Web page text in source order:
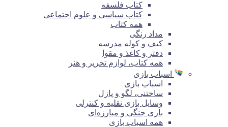
کتاب فلسفه
کتاب سیاسی و علوم اجتماعی
همه کتاب
مداد رنگی
کیف و کوله مدرسه
دفتر و کاغذ و مقوا
همه کتاب، لوازم تحریر و هنر
اسباب بازی
اسباب بازی
ساختنی، لگو و پازل
وسایل بازی نقلیه و کنترلی
بازی جنگی و مبارزه‌ای
همه اسباب بازی